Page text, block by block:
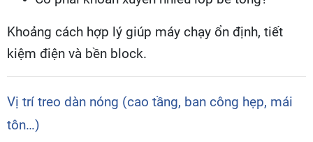
Khoảng cách hợp lý giúp máy chạy ổn định, tiết
kiệm điện và bền block.
Vị trí treo dàn nóng (cao tầng, ban công hẹp, mái
tôn…)